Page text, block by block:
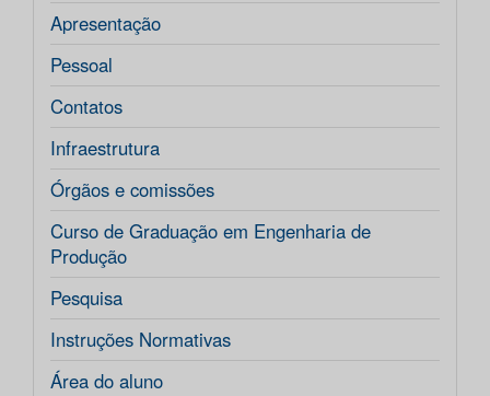
Apresentação
Pessoal
Contatos
Infraestrutura
Órgãos e comissões
Curso de Graduação em Engenharia de
Produção
Pesquisa
Instruções Normativas
Área do aluno